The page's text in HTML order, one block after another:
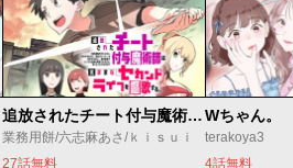
追放されたチート付与魔術師は気ままなセカンドライフを謳歌する。 ～俺は武器だけじゃなく、あらゆるものに『強化ポイント』を付与できるし、俺の意思でいつでも効果を解除できるけど、残った人たち大丈夫？～
業務用餅/六志麻あさ/ｋｉｓｕｉ
27話無料
Wちゃん。
terakoya3
4話無料